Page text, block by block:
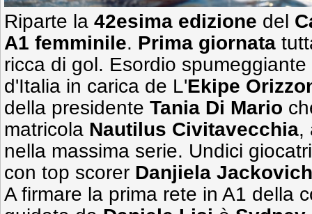
Riparte la 42esima edizione del
A1 femminile. Prima giornata
ricca di gol. Esordio
d'Italia in carica de L'Ekipe
della presidente Tania Di Mario
matricola Nautilus Civitavecchia,
nella massima serie. Undici
con top scorer Danjiela Jackovich
A firmare la prima rete in A1 della